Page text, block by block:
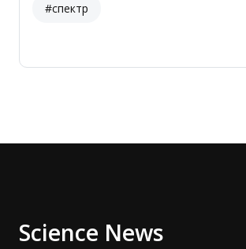
#спектр
Science News